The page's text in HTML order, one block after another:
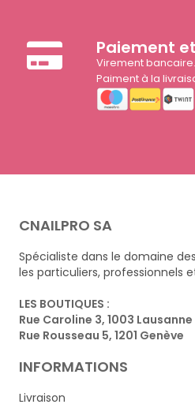
Paiement
Virement bancaire.
Paiment à la
CNAILPRO SA
Spécialiste dans le domaine
les particuliers, professionnels
LES BOUTIQUES :
Rue Caroline 3, 1003 Lausanne
Rue Rousseau 5, 1201 Genève
INFORMATIONS
Livraison